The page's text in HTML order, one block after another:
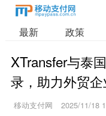
最新 政策
XTransfer与泰
录，助力外贸
移动支付网 2025/11/18